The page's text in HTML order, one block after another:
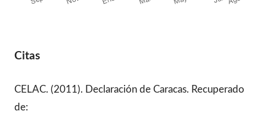
Citas
CELAC. (2011). Declaración de Caracas. Recuperado
de: